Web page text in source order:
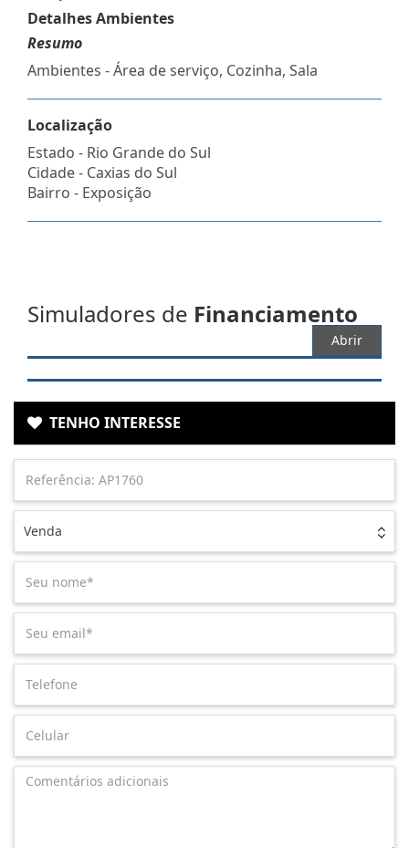
Detalhes Ambientes
Resumo
Ambientes - Área de serviço, Cozinha, Sala
Localização
Estado - Rio Grande do Sul
Cidade - Caxias do Sul
Bairro - Exposição
Simuladores de Financiamento
Abrir
TENHO INTERESSE
Venda